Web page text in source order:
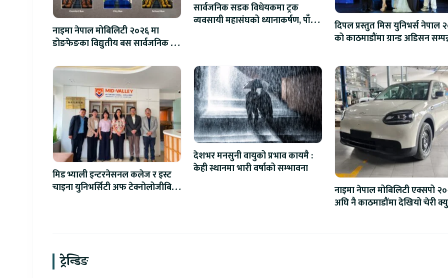
नाइमा नेपाल मोबिलिटी २०२६ मा
डोङफेङका विद्युतीय बस सार्वजनिक हुने
सार्वजनिक सडक विधेयकमा ट्रक
व्यवसायी महासंघको ध्यानाकर्षण, पाँच
दिपल प्रस्तुत मिस युनिभर्स नेपाल
को काठमाडौंमा ग्रान्ड अडिसन
मिड भ्याली इन्टरनेसनल कलेज र इस्ट
चाइना युनिभर्सिटी अफ टेक्नोलोजीबिच
देशभर मनसुनी वायुको प्रभाव कायमै :
केही स्थानमा भारी वर्षाको सम्भावना
नाइमा नेपाल मोबिलिटी एक्सपो
अघि नै काठमाडौंमा देखियो चेरी क्यु
ट्रेन्डिङ